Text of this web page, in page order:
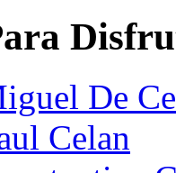
De
Celan